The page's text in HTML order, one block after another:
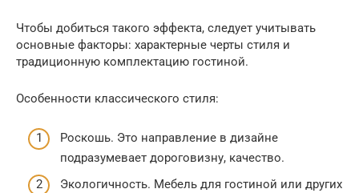
Чтобы добиться такого эффекта, следует учитывать
основные факторы: характерные черты стиля и
традиционную комплектацию гостиной.
Особенности классического стиля:
Роскошь. Это направление в дизайне
подразумевает дороговизну, качество.
Экологичность. Мебель для гостиной или других